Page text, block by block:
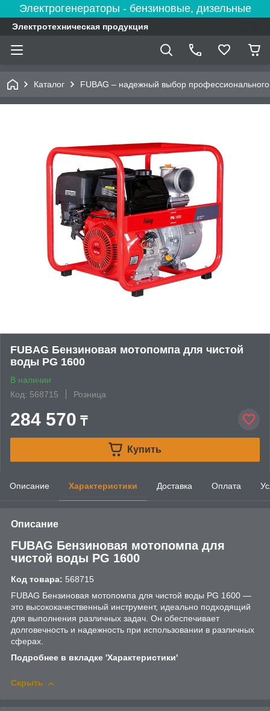
Электрогенераторы - бензиновые, дизельные
Электротехническая продукция
Каталог FUBAG – надежный выбор
FUBAG Бензиновая мотопомпа для чистой
воды PG 1600
В наличии
Код: 568715
Розница
284 570 ₸
Купить
Описание Характеристики Доставка Оплата
Описание
FUBAG Бензиновая мотопомпа для
чистой воды PG 1600
Код товара: 568715
FUBAG Бензиновая мотопомпа для чистой воды PG 1600 —
это высококачественный инструмент, идеально подходящий
для выполнения различных задач. Он обеспечивает
долговечность и надежность при использовании в различных
сферах.
Подробнее в вкладке 'Характеристики'
Скрыть